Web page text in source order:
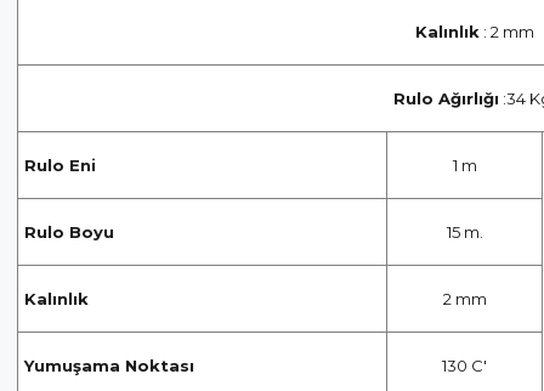
Kalınlık : 2 mm
Rulo Ağırlığı :34
Rulo Eni 1 m
Rulo Boyu 15 m.
Kalınlık 2 mm
Yumuşama Noktası 130 C'